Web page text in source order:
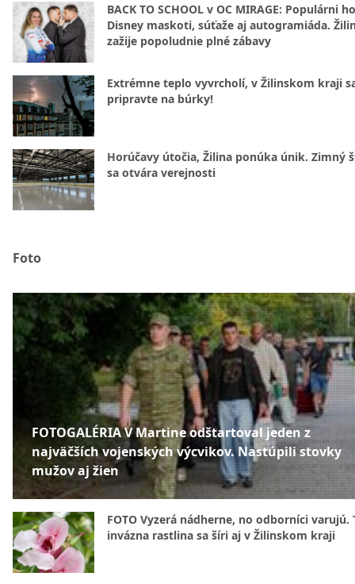
BACK TO SCHOOL v OC MIRAGE: Populárni
Disney maskoti, súťaže aj autogramiáda.
zažije popoludnie plné zábavy
Extrémne teplo vyvrcholí, v Žilinskom kraji
pripravte na búrky!
Horúčavy útočia, Žilina ponúka únik. Zimný
sa otvára verejnosti
Foto
FOTOGALÉRIA V Martine odštartoval jeden z
najväčších vojenských výcvikov. Nastúpili stovky
mužov aj žien
FOTO Vyzerá nádherne, no odborníci varujú.
invázna rastlina sa šíri aj v Žilinskom kraji